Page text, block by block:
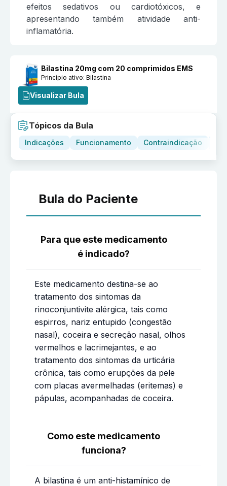
efeitos sedativos ou cardiotóxicos, e
apresentando também atividade anti-
inflamatória.
Bilastina 20mg com 20 comprimidos EMS
Princípio ativo: Bilastina
Visualizar Bula
Tópicos da Bula
Indicações Funcionamento Contraindicação
Bula do Paciente
Para que este medicamento
é indicado?
Este medicamento destina-se ao
tratamento dos sintomas da
rinoconjuntivite alérgica, tais como
espirros, nariz entupido (congestão
nasal), coceira e secreção nasal, olhos
vermelhos e lacrimejantes, e ao
tratamento dos sintomas da urticária
crônica, tais como erupções da pele
com placas avermelhadas (eritemas) e
pápulas, acompanhadas de coceira.
Como este medicamento
funciona?
A bilastina é um anti-histamínico de